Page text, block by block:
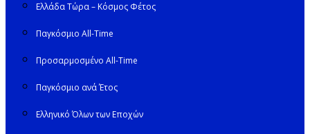
Ελλάδα Τώρα – Κόσμος Φέτος
Παγκόσμιο All-Time
Προσαρμοσμένο All-Time
Παγκόσμιο ανά Έτος
Ελληνικό Όλων των Εποχών